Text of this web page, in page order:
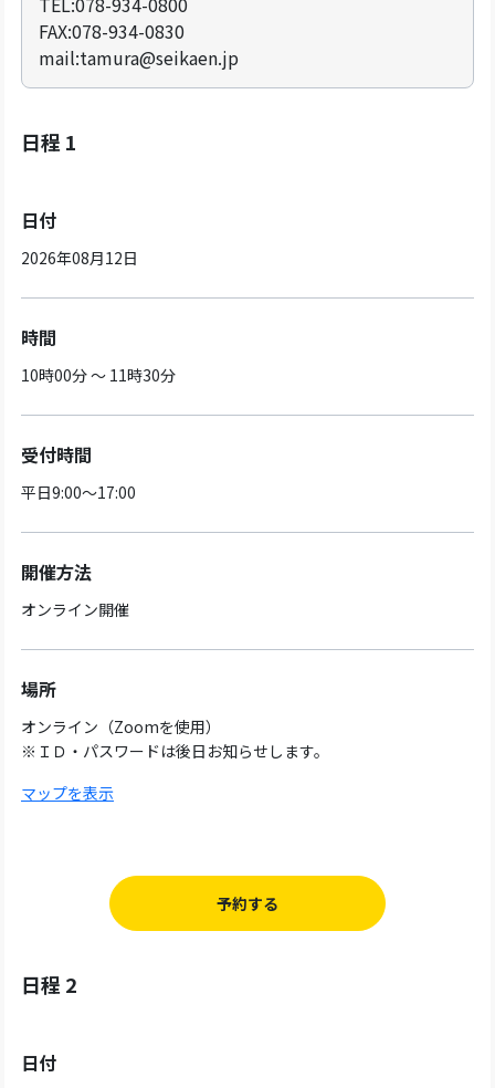
FAX:078-934-0830
mail:tamura@seikaen.jp
日程 1
日付
2026年08月12日
時間
10時00分 ～ 11時30分
受付時間
平日9:00～17:00
開催方法
オンライン開催
場所
オンライン（Zoomを使用）
※ＩＤ・パスワードは後日お知らせします。
マップを表示
予約する
日程 2
日付